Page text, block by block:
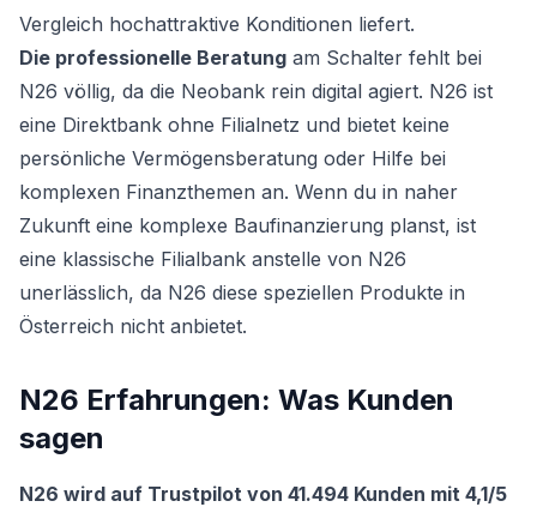
Vergleich hochattraktive Konditionen liefert.
Die professionelle Beratung am Schalter fehlt bei
N26 völlig, da die Neobank rein digital agiert. N26 ist
eine Direktbank ohne Filialnetz und bietet keine
persönliche Vermögensberatung oder Hilfe bei
komplexen Finanzthemen an. Wenn du in naher
Zukunft eine komplexe Baufinanzierung planst, ist
eine klassische Filialbank anstelle von N26
unerlässlich, da N26 diese speziellen Produkte in
Österreich nicht anbietet.
N26 Erfahrungen: Was Kunden
sagen
N26 wird auf Trustpilot von 41.494 Kunden mit 4,1/5